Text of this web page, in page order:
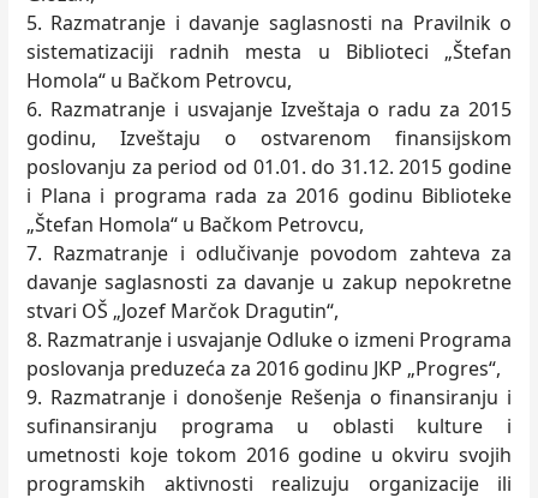
5. Razmatranje i davanje saglasnosti na Pravilnik o
sistematizaciji radnih mesta u Biblioteci „Štefan
Homola“ u Bačkom Petrovcu,
6. Razmatranje i usvajanje Izveštaja o radu za 2015
godinu, Izveštaju o ostvarenom finansijskom
poslovanju za period od 01.01. do 31.12. 2015 godine
i Plana i programa rada za 2016 godinu Biblioteke
„Štefan Homola“ u Bačkom Petrovcu,
7. Razmatranje i odlučivanje povodom zahteva za
davanje saglasnosti za davanje u zakup nepokretne
stvari OŠ „Jozef Marčok Dragutin“,
8. Razmatranje i usvajanje Odluke o izmeni Programa
poslovanja preduzeća za 2016 godinu JKP „Progres“,
9. Razmatranje i donošenje Rešenja o finansiranju i
sufinansiranju programa u oblasti kulture i
umetnosti koje tokom 2016 godine u okviru svojih
programskih aktivnosti realizuju organizacije ili